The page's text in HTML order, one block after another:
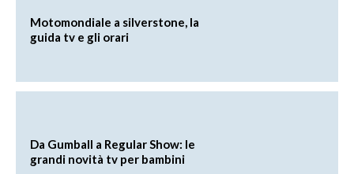
Motomondiale a silverstone, la
guida tv e gli orari
Da Gumball a Regular Show: le
grandi novità tv per bambini